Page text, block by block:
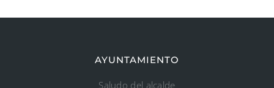
AYUNTAMIENTO
Saludo del alcalde